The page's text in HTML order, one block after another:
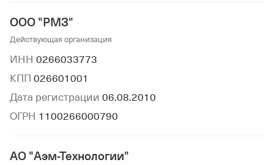
ООО "РМЗ"
Действующая организация
ИНН 0266033773
КПП 026601001
Дата регистрации 06.08.2010
ОГРН 1100266000790
АО "Аэм-Технологии"